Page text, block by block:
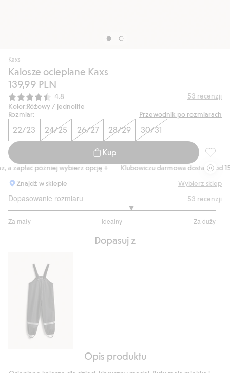
Kaxs
Kalosze ocieplane Kaxs
139,99 PLN
Średnia ocena:
4.8 53 recenzji
Kolor:Różowy / jednolite
Rozmiar:
Przewodnik po rozmiarach
22/23 24/25 26/27 28/29 30/31
Kup
zapłać później wybierz opcję +
Klubowiczu darmowa dostawa od 150
Znajdź w sklepie
Wybierz sklep
Dopasowanie rozmiaru
Za mały Idealny Za duży
na
głosów
53 recenzji
Dopasuj z
Opis produktu